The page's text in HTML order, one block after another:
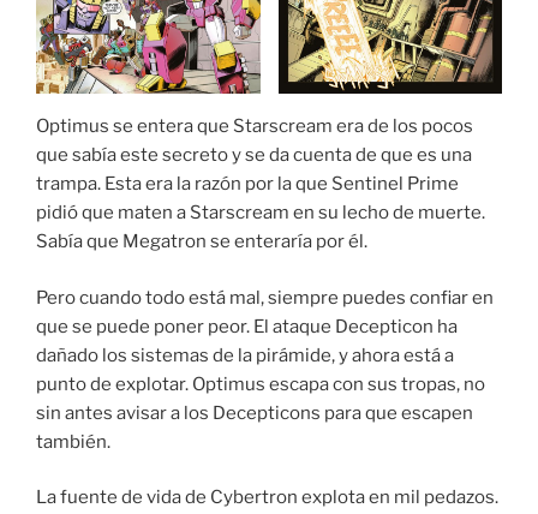
Optimus se entera que Starscream era de los pocos
que sabía este secreto y se da cuenta de que es una
trampa. Esta era la razón por la que Sentinel Prime
pidió que maten a Starscream en su lecho de muerte.
Sabía que Megatron se enteraría por él.
Pero cuando todo está mal, siempre puedes confiar en
que se puede poner peor. El ataque Decepticon ha
dañado los sistemas de la pirámide, y ahora está a
punto de explotar. Optimus escapa con sus tropas, no
sin antes avisar a los Decepticons para que escapen
también.
La fuente de vida de Cybertron explota en mil pedazos.